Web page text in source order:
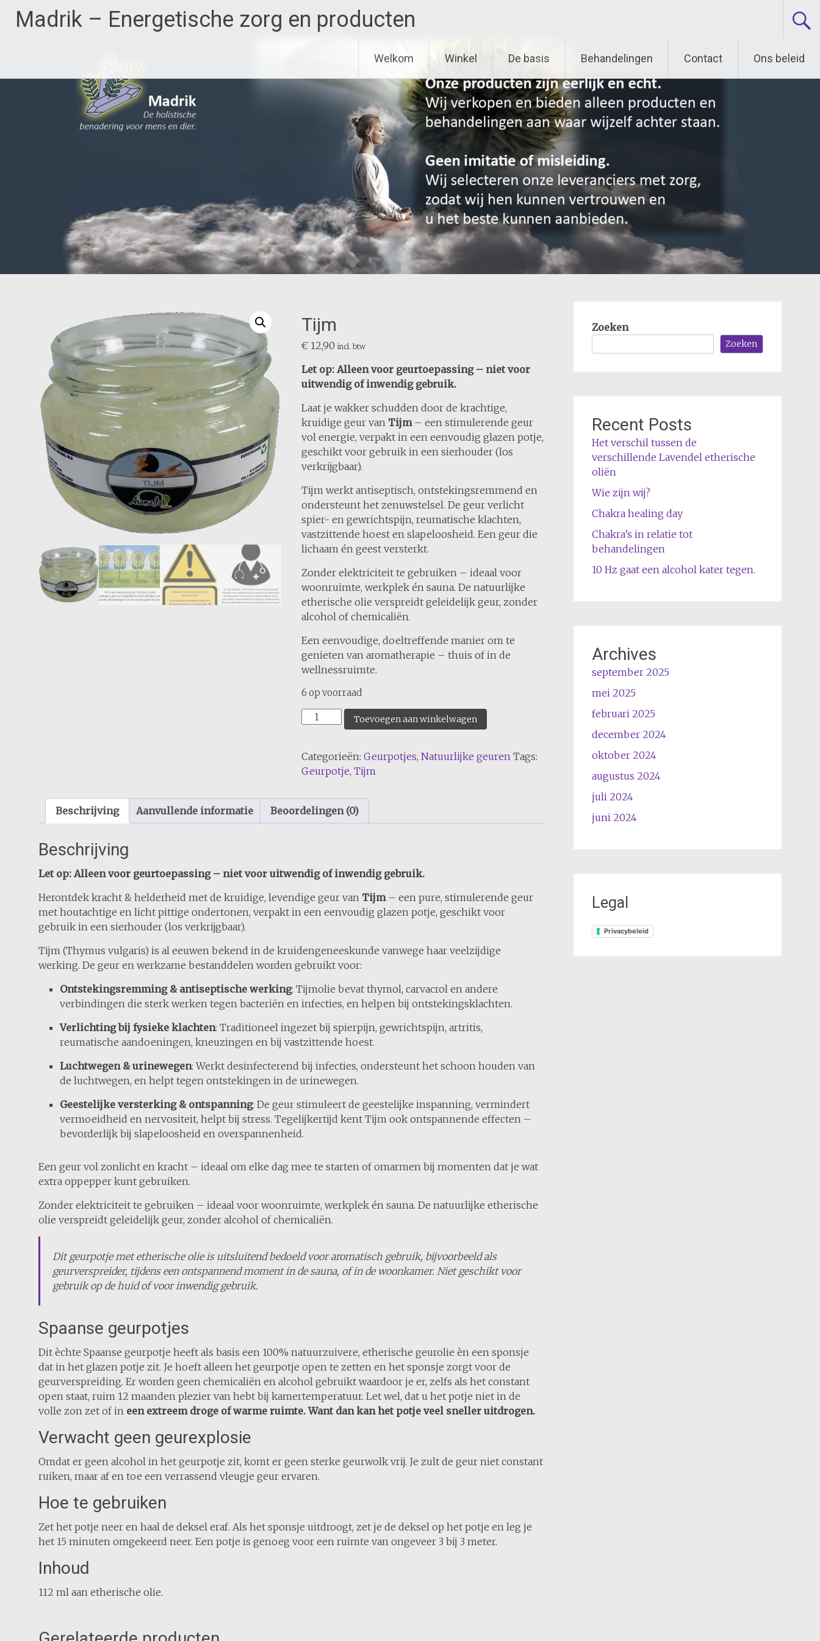
Madrik – Energetische zorg en producten
Welkom Winkel De basis Behandelingen Contact Ons beleid
Tijm
€12,90 incl. btw
Let op: Alleen voor geurtoepassing – niet voor
uitwendig of inwendig gebruik.
Laat je wakker schudden door de krachtige,
kruidige geur van Tijm– een stimulerende geur
vol energie, verpakt in een eenvoudig glazen potje,
geschikt voor gebruik in een sierhouder (los
verkrijgbaar).
Tijm werkt antiseptisch, ontstekingsremmend en
ondersteunt het zenuwstelsel. De geur verlicht
spier- en gewrichtspijn, reumatische klachten,
vastzittende hoest en slapeloosheid. Een geur die
lichaam én geest versterkt.
Zonder elektriciteit te gebruiken – ideaal voor
woonruimte, werkplek én sauna. De natuurlijke
etherische olie verspreidt geleidelijk geur, zonder
alcohol of chemicaliën.
Een eenvoudige, doeltreffende manier om te
genieten van aromatherapie – thuis of in de
wellnessruimte.
6 op voorraad
Tijm
Toevoegen aan winkelwagen
Categorieën: Geurpotjes, Natuurlijke geuren Tags:
Geurpotje, Tijm
Beschrijving Aanvullende informatie Beoordelingen (0)
Beschrijving
Let op: Alleen voor geurtoepassing – niet voor uitwendig of inwendig gebruik.
Herontdek kracht & helderheid met de kruidige, levendige geur van Tijm– een pure, stimulerende geur
met houtachtige en licht pittige ondertonen, verpakt in een eenvoudig glazen potje, geschikt voor
gebruik in een sierhouder (los verkrijgbaar).
Tijm (Thymus vulgaris) is al eeuwen bekend in de kruidengeneeskunde vanwege haar veelzijdige
werking. De geur en werkzame bestanddelen worden gebruikt voor:
Ontstekingsremming & antiseptische werking: Tijmolie bevat thymol, carvacrol en andere
verbindingen die sterk werken tegen bacteriën en infecties, en helpen bij ontstekingsklachten.
Verlichting bij fysieke klachten: Traditioneel ingezet bij spierpijn, gewrichtspijn, artritis,
reumatische aandoeningen, kneuzingen en bij vastzittende hoest.
Luchtwegen & urinewegen: Werkt desinfecterend bij infecties, ondersteunt het schoon houden van
de luchtwegen, en helpt tegen ontstekingen in de urinewegen.
Geestelijke versterking & ontspanning: De geur stimuleert de geestelijke inspanning, vermindert
vermoeidheid en nervositeit, helpt bij stress. Tegelijkertijd kent Tijm ook ontspannende effecten –
bevorderlijk bij slapeloosheid en overspannenheid.
Een geur vol zonlicht en kracht – ideaal om elke dag mee te starten of omarmen bij momenten dat je wat
extra oppepper kunt gebruiken.
Zonder elektriciteit te gebruiken – ideaal voor woonruimte, werkplek én sauna. De natuurlijke etherische
olie verspreidt geleidelijk geur, zonder alcohol of chemicaliën.
Dit geurpotje met etherische olie is uitsluitend bedoeld voor aromatisch gebruik, bijvoorbeeld als
geurverspreider, tijdens een ontspannend moment in de sauna, of in de woonkamer. Niet geschikt voor
gebruik op de huid of voor inwendig gebruik.
Spaanse geurpotjes
Dit èchte Spaanse geurpotje heeft als basis een 100% natuurzuivere, etherische geurolie èn een sponsje
dat in het glazen potje zit. Je hoeft alleen het geurpotje open te zetten en het sponsje zorgt voor de
geurverspreiding. Er worden geen chemicaliën en alcohol gebruikt waardoor je er, zelfs als het constant
open staat, ruim 12 maanden plezier van hebt bij kamertemperatuur. Let wel, dat u het potje niet in de
volle zon zet of in een extreem droge of warme ruimte. Want dan kan het potje veel sneller uitdrogen.
Verwacht geen geurexplosie
Omdat er geen alcohol in het geurpotje zit, komt er geen sterke geurwolk vrij. Je zult de geur niet constant
ruiken, maar af en toe een verrassend vleugje geur ervaren.
Hoe te gebruiken
Zet het potje neer en haal de deksel eraf. Als het sponsje uitdroogt, zet je de deksel op het potje en leg je
het 15 minuten omgekeerd neer. Een potje is genoeg voor een ruimte van ongeveer 3 bij 3 meter.
Inhoud
112 ml aan etherische olie.
Zoeken
Zoeken
Recent Posts
Het verschil tussen de
verschillende Lavendel etherische
oliën
Wie zijn wij?
Chakra healing day
Chakra’s in relatie tot
behandelingen
10 Hz gaat een alcohol kater tegen.
Archives
september 2025
mei 2025
februari 2025
december 2024
oktober 2024
augustus 2024
juli 2024
juni 2024
Legal
Privacybeleid